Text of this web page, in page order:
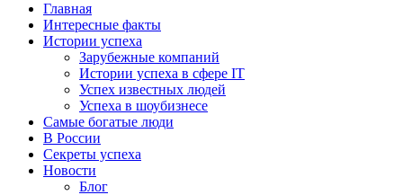
Главная
Интересные факты
Истории успеха
Зарубежные компаний
Истории успеха в сфере IT
Успех известных людей
Успеха в шоубизнесе
Самые богатые люди
В России
Секреты успеха
Новости
Блог